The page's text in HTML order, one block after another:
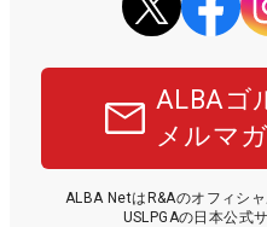
ALBAゴ
メルマ
ALBA NetはR&Aのオフィシ
USLPGAの日本公式